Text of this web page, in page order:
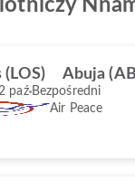
(LOS) Abuja
paź Bezpośredni
Air Peace